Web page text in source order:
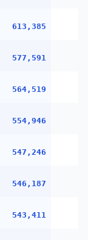
613,385
577,591
564,519
554,946
547,246
546,187
543,411